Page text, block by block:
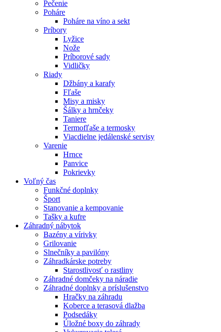
Pečenie
Poháre
Poháre na víno a sekt
Príbory
Lyžice
Nože
Príborové sady
Vidličky
Riady
Džbány a karafy
Fľaše
Misy a misky
Šálky a hrnčeky
Taniere
Termofľaše a termosky
Viacdielne jedálenské servisy
Varenie
Hrnce
Panvice
Pokrievky
Voľný čas
Funkčné doplnky
Šport
Stanovanie a kempovanie
Tašky a kufre
Záhradný nábytok
Bazény a vírivky
Grilovanie
Slnečníky a pavilóny
Záhradkárske potreby
Starostlivosť o rastliny
Záhradné domčeky na náradie
Záhradné doplnky a príslušenstvo
Hračky na záhradu
Koberce a terasová dlažba
Podsedáky
Úložné boxy do záhrady